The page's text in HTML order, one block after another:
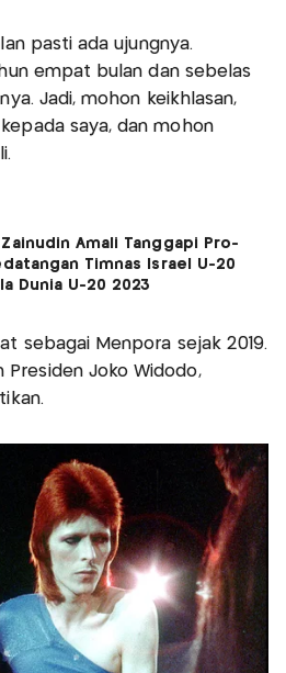
pasti ada ujungnya.
empat bulan dan sebelas
Jadi, mohon keikhlasan,
saya, dan mohon
Amali Tanggapi Pro-
Timnas Israel U-20
Dunia U-20 2023
sebagai Menpora sejak 2019.
Presiden Joko Widodo,